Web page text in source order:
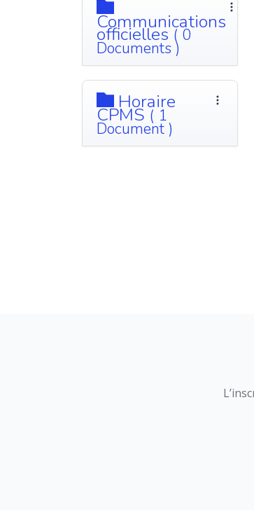
Communications
officielles ( 0
Documents )
Horaire
CPMS( 1
Document )